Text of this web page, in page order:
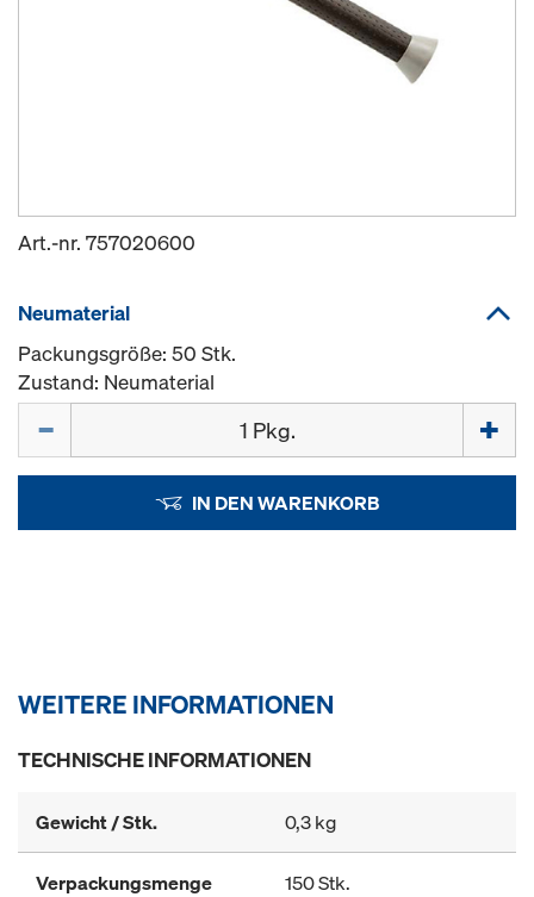
Art.-nr. 757020600
Neumaterial
Packungsgröße: 50 Stk.
Zustand: Neumaterial
IN DEN WARENKORB
WEITERE INFORMATIONEN
TECHNISCHE INFORMATIONEN
Gewicht / Stk. 0,3 kg
Verpackungsmenge 150 Stk.